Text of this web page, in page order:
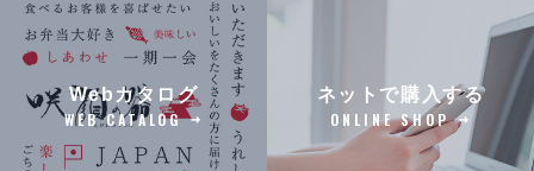
Webカタログ
WEB CATALOG
ネットで購入する
ONLINE SHOP